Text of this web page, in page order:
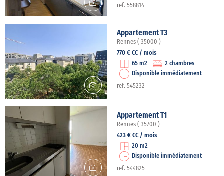
ref. 558814
Appartement T3
Rennes ( 35000 )
770 € CC / mois
65 m2
2 chambres
Disponible immédiatement
ref. 545232
Appartement T1
Rennes ( 35700 )
423 € CC / mois
20 m2
Disponible immédiatement
ref. 544825